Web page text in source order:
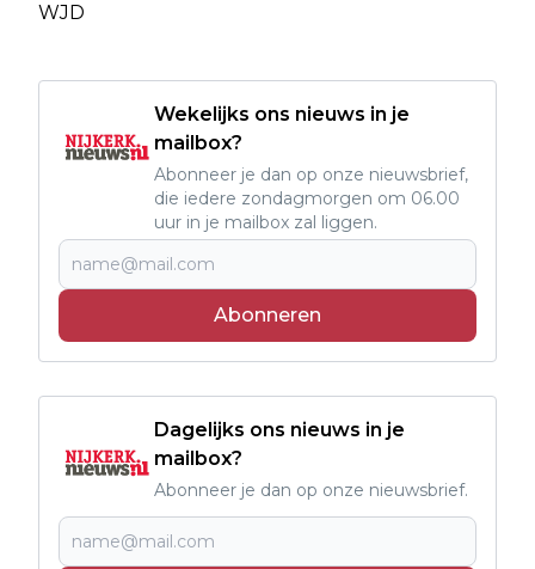
WJD
Wekelijks ons nieuws in je
mailbox?
Abonneer je dan op onze nieuwsbrief,
die iedere zondagmorgen om 06.00
uur in je mailbox zal liggen.
Abonneren
Dagelijks ons nieuws in je
mailbox?
Abonneer je dan op onze nieuwsbrief.